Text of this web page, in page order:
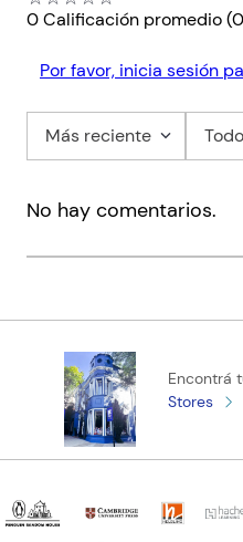
0 Calificación promedio
Por favor, inicia sesión
Más reciente
No hay comentarios.
Encontrá
Stores